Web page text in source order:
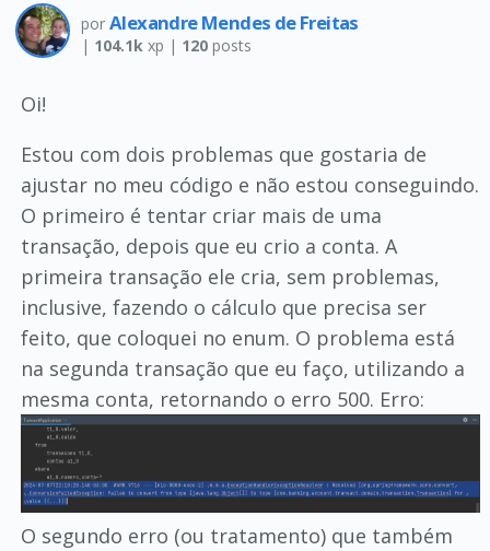
por Alexandre Mendes de Freitas
| 104.1kxp | 120posts
Oi!
Estou com dois problemas que gostaria de
ajustar no meu código e não estou conseguindo.
O primeiro é tentar criar mais de uma
transação, depois que eu crio a conta. A
primeira transação ele cria, sem problemas,
inclusive, fazendo o cálculo que precisa ser
feito, que coloquei no enum. O problema está
na segunda transação que eu faço, utilizando a
mesma conta, retornando o erro 500. Erro:
O segundo erro (ou tratamento) que também